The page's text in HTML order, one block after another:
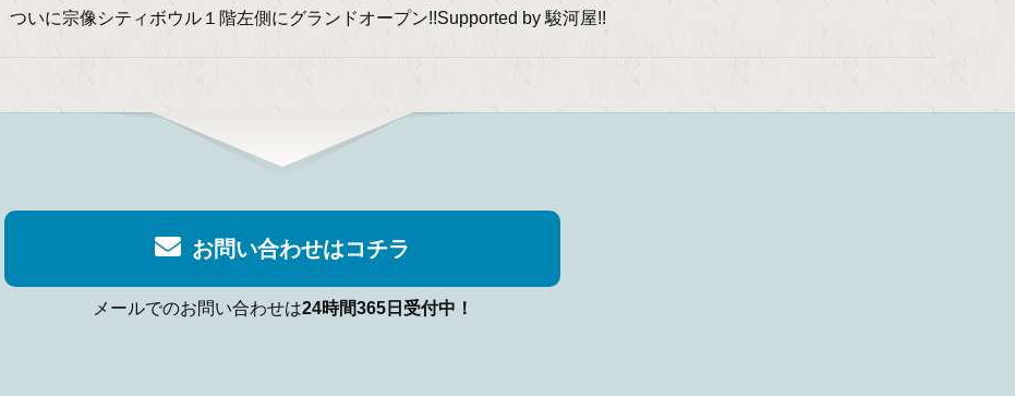
ついに宗像シティボウル１階左側にグランドオープン!!Supported by 駿河屋!!
お問い合わせはコチラ
メールでのお問い合わせは24時間365日受付中！